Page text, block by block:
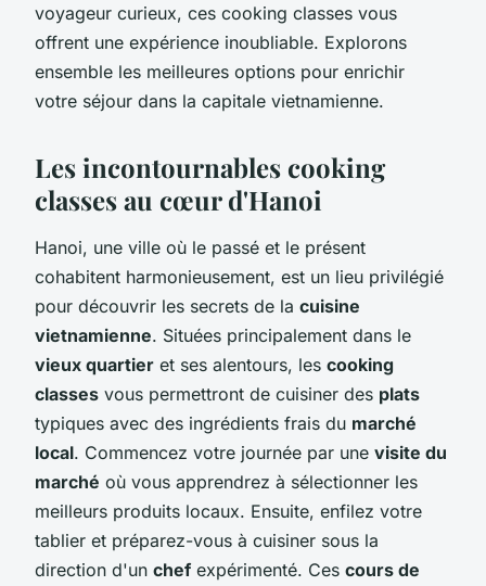
voyageur curieux, ces cooking classes vous
offrent une expérience inoubliable. Explorons
ensemble les meilleures options pour enrichir
votre séjour dans la capitale vietnamienne.
Les incontournables cooking
classes au cœur d'Hanoi
Hanoi, une ville où le passé et le présent
cohabitent harmonieusement, est un lieu privilégié
pour découvrir les secrets de la cuisine
vietnamienne. Situées principalement dans le
vieux quartier et ses alentours, les cooking
classes vous permettront de cuisiner des plats
typiques avec des ingrédients frais du marché
local. Commencez votre journée par une visite du
marché où vous apprendrez à sélectionner les
meilleurs produits locaux. Ensuite, enfilez votre
tablier et préparez-vous à cuisiner sous la
direction d'un chef expérimenté. Ces cours de